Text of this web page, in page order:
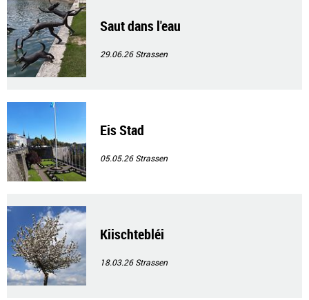
Saut dans l'eau
29.06.26Strassen
Eis Stad
05.05.26Strassen
Kiischtebléi
18.03.26Strassen